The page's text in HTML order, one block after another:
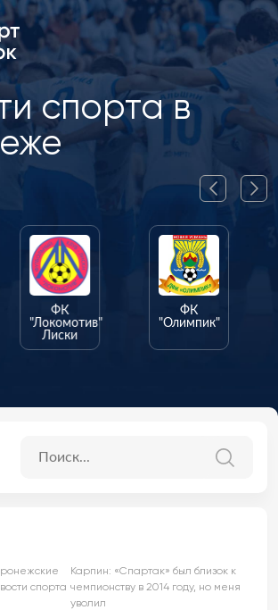
спорта в
ФК
"Локомотив"
Лиски
ФК
"Олимпик"
спорта
Карпин: «Спартак» был близок к
чемпионству в 2014 году, но меня
уволил